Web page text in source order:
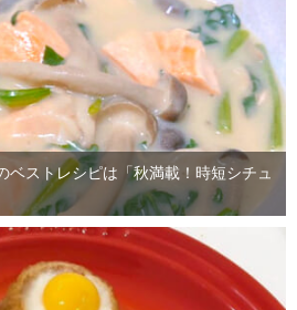
ベストレシピは「秋満載！時短シチュ